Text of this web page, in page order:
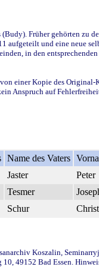
Früher gehörten zu
aufgeteilt und eine neue
in den
einer Kopie des
Anspruch auf
Name des Vaters
Jaster Peter
Tesmer
Schur
Koszalin,
49152 Bad Essen.